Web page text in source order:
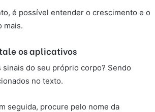
é possível entender o crescimento e o
mais.
os aplicativos
do seu próprio corpo? Sendo
no texto.
seguida, procure pelo nome da